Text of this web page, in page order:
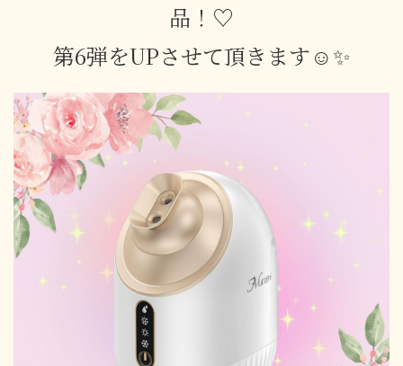
品！♡
第6弾をUPさせて頂きます☺✨